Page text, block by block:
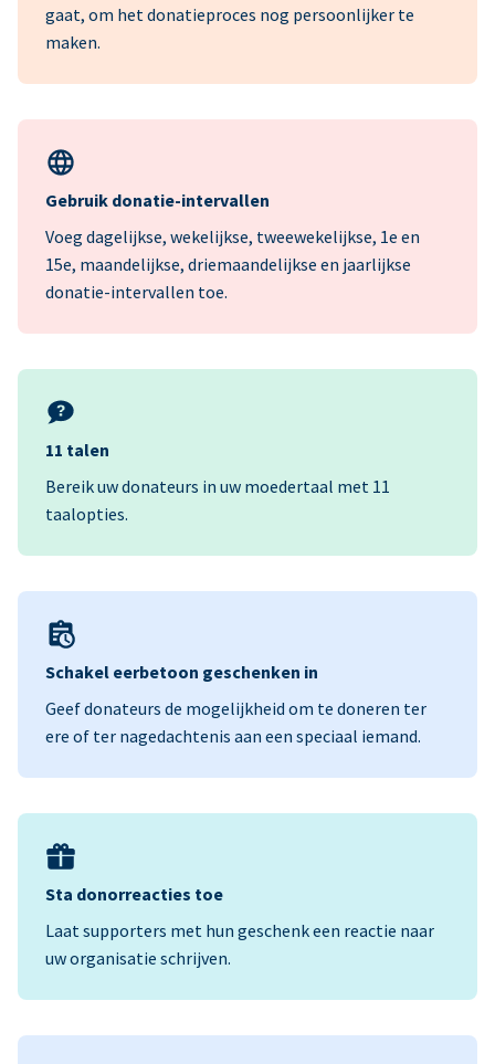
gaat, om het donatieproces nog persoonlijker te
maken.
Gebruik donatie-intervallen
Voeg dagelijkse, wekelijkse, tweewekelijkse, 1e en
15e, maandelijkse, driemaandelijkse en jaarlijkse
donatie-intervallen toe.
11 talen
Bereik uw donateurs in uw moedertaal met 11
taalopties.
Schakel eerbetoon geschenken in
Geef donateurs de mogelijkheid om te doneren ter
ere of ter nagedachtenis aan een speciaal iemand.
Sta donorreacties toe
Laat supporters met hun geschenk een reactie naar
uw organisatie schrijven.